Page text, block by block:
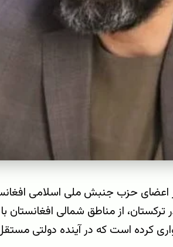
اعضای حزب جنبش ملی اسلامی
ترکستان، از مناطق شمالی افغانستان
کرده است که در آینده دولتی